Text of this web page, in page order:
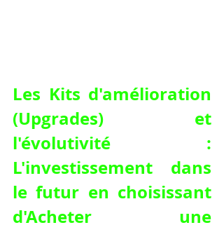
Les Kits d'amélioration
(Upgrades) et
l'évolutivité :
L'investissement dans
le futur en choisissant
d'Acheter une